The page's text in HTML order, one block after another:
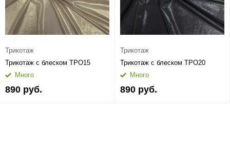
Трикотаж
Трикотаж с блеском ТРО15
Много
890 руб.
Трикотаж
Трикотаж с блеском ТРО20
Много
890 руб.